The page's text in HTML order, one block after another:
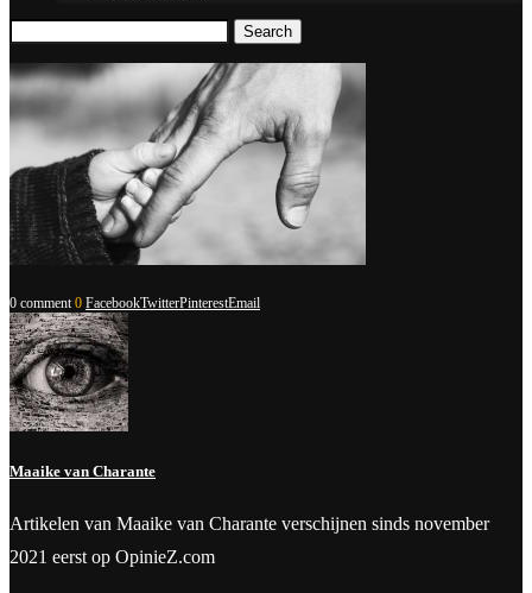
Search
0 comment 0 FacebookTwitterPinterestEmail
Maaike van Charante
Artikelen van Maaike van Charante verschijnen sinds november
2021 eerst op OpinieZ.com